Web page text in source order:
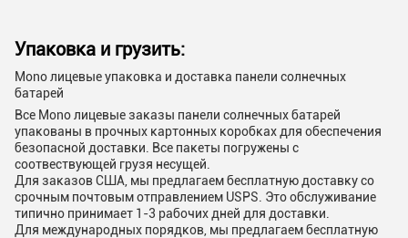
Упаковка и грузить:
Mono лицевые упаковка и доставка панели солнечных
батарей
Все Mono лицевые заказы панели солнечных батарей
упакованы в прочных картонных коробках для обеспечения
безопасной доставки. Все пакеты погружены с
соотвествующей грузя несущей.
Для заказов США, мы предлагаем бесплатную доставку со
срочным почтовым отправлением USPS. Это обслуживание
типично принимает 1-3 рабочих дней для доставки.
Для международных порядков, мы предлагаем бесплатную